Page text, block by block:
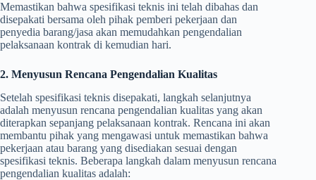
Memastikan bahwa spesifikasi teknis ini telah dibahas dan
disepakati bersama oleh pihak pemberi pekerjaan dan
penyedia barang/jasa akan memudahkan pengendalian
pelaksanaan kontrak di kemudian hari.
2. Menyusun Rencana Pengendalian Kualitas
Setelah spesifikasi teknis disepakati, langkah selanjutnya
adalah menyusun rencana pengendalian kualitas yang akan
diterapkan sepanjang pelaksanaan kontrak. Rencana ini akan
membantu pihak yang mengawasi untuk memastikan bahwa
pekerjaan atau barang yang disediakan sesuai dengan
spesifikasi teknis. Beberapa langkah dalam menyusun rencana
pengendalian kualitas adalah: